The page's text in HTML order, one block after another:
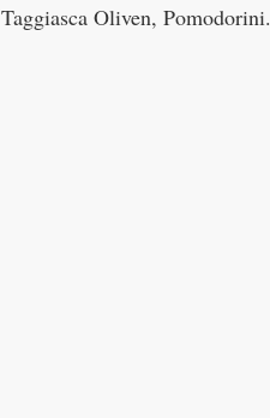
Taggiasca Oliven, Pomodorini.